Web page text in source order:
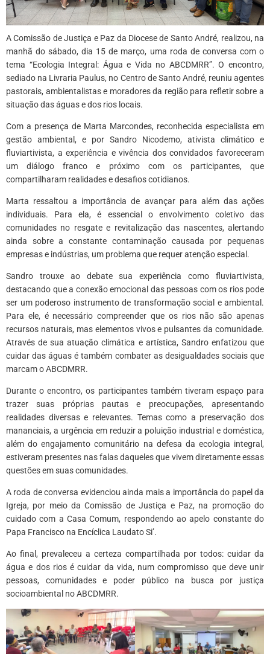
A Comissão de Justiça e Paz da Diocese de Santo André, realizou, na
manhã do sábado, dia 15 de março, uma roda de conversa com o
tema “Ecologia Integral: Água e Vida no ABCDMRR”. O encontro,
sediado na Livraria Paulus, no Centro de Santo André, reuniu agentes
pastorais, ambientalistas e moradores da região para refletir sobre a
situação das águas e dos rios locais.
Com a presença de Marta Marcondes, reconhecida especialista em
gestão ambiental, e por Sandro Nicodemo, ativista climático e
fluviartivista, a experiência e vivência dos convidados favoreceram
um diálogo franco e próximo com os participantes, que
compartilharam realidades e desafios cotidianos.
Marta ressaltou a importância de avançar para além das ações
individuais. Para ela, é essencial o envolvimento coletivo das
comunidades no resgate e revitalização das nascentes, alertando
ainda sobre a constante contaminação causada por pequenas
empresas e indústrias, um problema que requer atenção especial.
Sandro trouxe ao debate sua experiência como fluviartivista,
destacando que a conexão emocional das pessoas com os rios pode
ser um poderoso instrumento de transformação social e ambiental.
Para ele, é necessário compreender que os rios não são apenas
recursos naturais, mas elementos vivos e pulsantes da comunidade.
Através de sua atuação climática e artística, Sandro enfatizou que
cuidar das águas é também combater as desigualdades sociais que
marcam o ABCDMRR.
Durante o encontro, os participantes também tiveram espaço para
trazer suas próprias pautas e preocupações, apresentando
realidades diversas e relevantes. Temas como a preservação dos
mananciais, a urgência em reduzir a poluição industrial e doméstica,
além do engajamento comunitário na defesa da ecologia integral,
estiveram presentes nas falas daqueles que vivem diretamente essas
questões em suas comunidades.
A roda de conversa evidenciou ainda mais a importância do papel da
Igreja, por meio da Comissão de Justiça e Paz, na promoção do
cuidado com a Casa Comum, respondendo ao apelo constante do
Papa Francisco na Encíclica Laudato Si’.
Ao final, prevaleceu a certeza compartilhada por todos: cuidar da
água e dos rios é cuidar da vida, num compromisso que deve unir
pessoas, comunidades e poder público na busca por justiça
socioambiental no ABCDMRR.